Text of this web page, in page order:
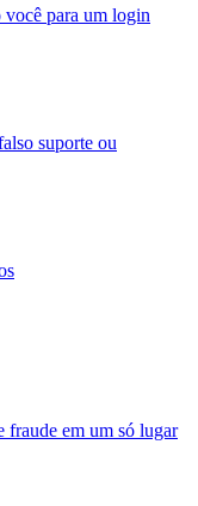
você para um login
suporte ou
fraude em um só lugar